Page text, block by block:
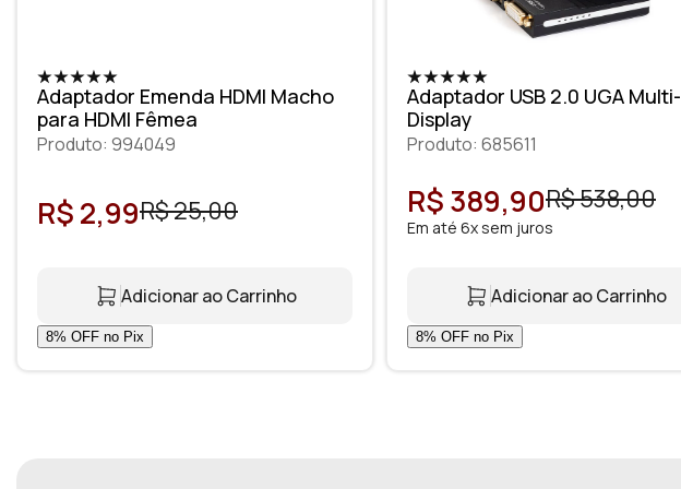
Adaptador Emenda HDMI Macho
para HDMI Fêmea
Produto: 994049
R$ 2,99R$ 25,00
Adicionar ao Carrinho
Adaptador USB 2.0 UGA Multi-
Display
Produto: 685611
R$ 389,90R$ 538,00
Em até 6x sem juros
Adicionar ao Carrinho